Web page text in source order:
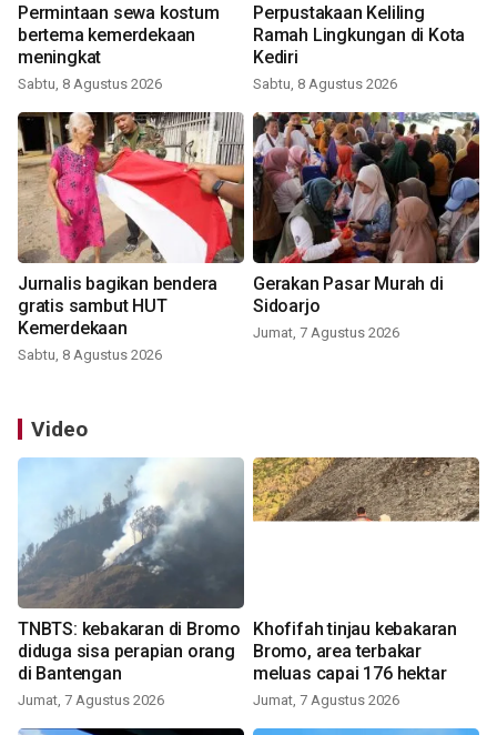
Permintaan sewa kostum
bertema kemerdekaan
meningkat
Sabtu, 8 Agustus 2026
Perpustakaan Keliling
Ramah Lingkungan di Kota
Kediri
Sabtu, 8 Agustus 2026
Jurnalis bagikan bendera
gratis sambut HUT
Kemerdekaan
Sabtu, 8 Agustus 2026
Gerakan Pasar Murah di
Sidoarjo
Jumat, 7 Agustus 2026
Video
TNBTS: kebakaran di Bromo
diduga sisa perapian orang
di Bantengan
Jumat, 7 Agustus 2026
Khofifah tinjau kebakaran
Bromo, area terbakar
meluas capai 176 hektar
Jumat, 7 Agustus 2026